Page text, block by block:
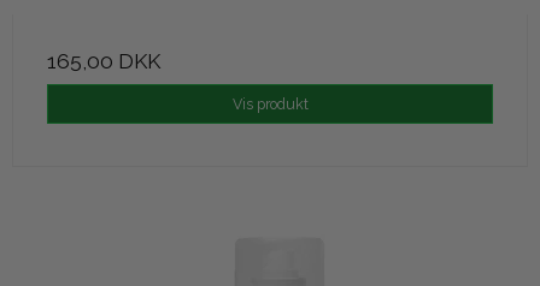
165,00 DKK
Vis produkt